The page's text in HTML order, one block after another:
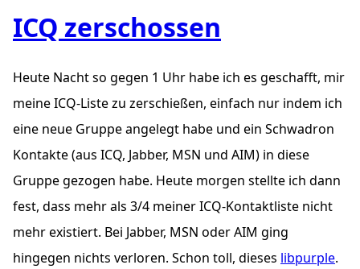
ICQ zerschossen
Heute Nacht so gegen 1 Uhr habe ich es geschafft, mir
meine ICQ-Liste zu zerschießen, einfach nur indem ich
eine neue Gruppe angelegt habe und ein Schwadron
Kontakte (aus ICQ, Jabber, MSN und AIM) in diese
Gruppe gezogen habe. Heute morgen stellte ich dann
fest, dass mehr als 3/4 meiner ICQ-Kontaktliste nicht
mehr existiert. Bei Jabber, MSN oder AIM ging
hingegen nichts verloren. Schon toll, dieses libpurple.